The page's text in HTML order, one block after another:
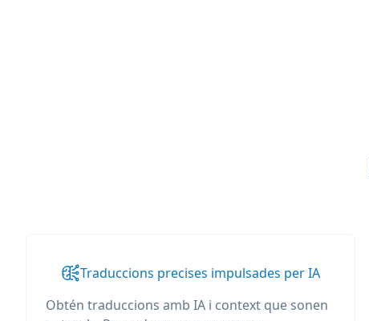
Traduccions precises impulsades per IA
Obtén traduccions amb IA i context que sonen